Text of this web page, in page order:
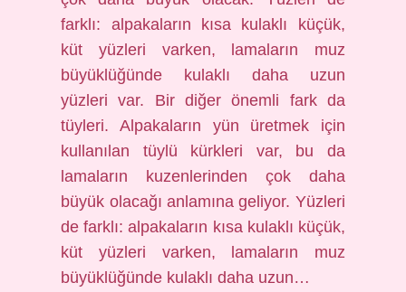
farklı: alpakaların kısa kulaklı küçük,
küt yüzleri varken, lamaların muz
büyüklüğünde kulaklı daha uzun
yüzleri var. Bir diğer önemli fark da
tüyleri. Alpakaların yün üretmek için
kullanılan tüylü kürkleri var, bu da
lamaların kuzenlerinden çok daha
büyük olacağı anlamına geliyor. Yüzleri
de farklı: alpakaların kısa kulaklı küçük,
küt yüzleri varken, lamaların muz
büyüklüğünde kulaklı daha uzun…